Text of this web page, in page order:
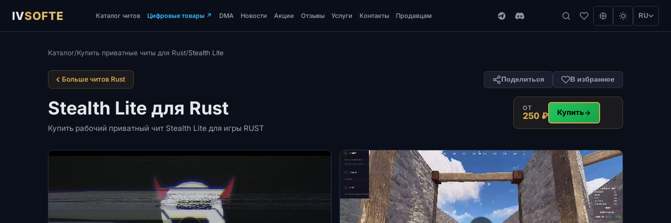
IVSOFTE Каталог читов Цифровые товары ↗ DMA Новости Акции Отзывы Услуги Контакты Продавцам RU
Каталог/Купить приватные читы для Rust/Stealth Lite
Больше читов Rust Поделиться В избранное
Stealth Lite для Rust
Купить рабочий приватный чит Stealth Lite для игры RUST
ОТ
250 ₽ Купить